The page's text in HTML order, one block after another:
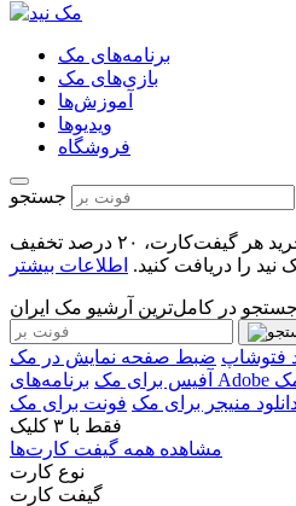
برنامه‌های مک
بازی‌های مک
آموزش‌ها
ویدیو‌ها
فروشگاه
جستجو
تا تاریخ ۳۰ مرداد ۱۴۰۵ با خرید هر گیفت‌کارت، ۲۰ درصد تخفیف
را دریافت کنید. اطلاعات بیشتر
فتوشاپ ضبط صفحه نمایش در مک
آفیس برای مک
منیجر برای مک فونت برای مک
فقط با ۳ کلیک
مشاهده همه گیفت کارت‌ها
نوع کارت
گیفت کارت